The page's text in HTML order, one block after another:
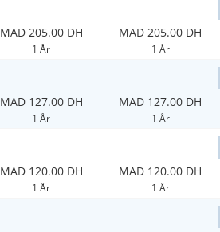
MAD 205.00 DH
1 År
MAD 205.00 DH
1 År
MAD 127.00 DH
1 År
MAD 127.00 DH
1 År
MAD 120.00 DH
1 År
MAD 120.00 DH
1 År